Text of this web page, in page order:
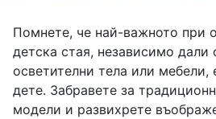
Помнете, че най-важното при
детска стая, независимо дали
осветителни тела или мебели,
дете. Забравете за
модели и развихрете